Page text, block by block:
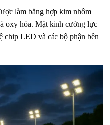
làm bằng hợp kim nhôm
oxy hóa. Mặt kính cường lực
chip LED và các bộ phận bên